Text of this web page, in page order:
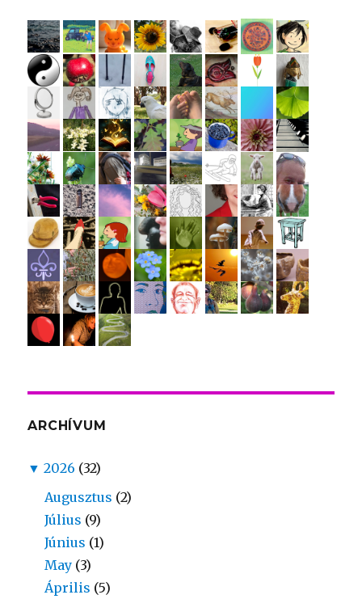
ARCHÍVUM
▼ 2026 (32)
Augusztus (2)
Július (9)
Június (1)
May (3)
Április (5)